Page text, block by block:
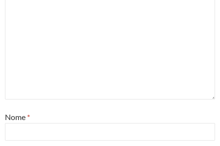
Nome *